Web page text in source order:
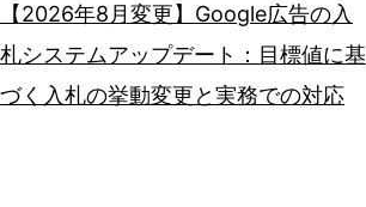
【2026年8月変更】Google広告の入
札システムアップデート：目標値に基
づく入札の挙動変更と実務での対応